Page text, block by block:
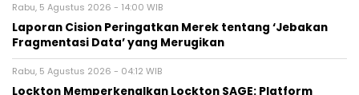
Rabu, 5 Agustus 2026 - 14:00 WIB
Laporan Cision Peringatkan Merek tentang ‘Jebakan
Fragmentasi Data’ yang Merugikan
Rabu, 5 Agustus 2026 - 04:12 WIB
Lockton Memperkenalkan Lockton SAGE: Platform